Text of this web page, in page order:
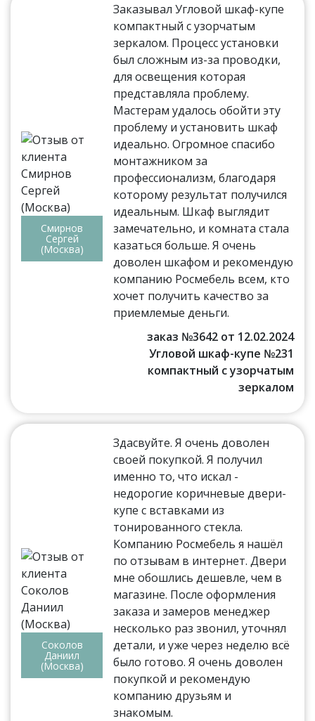
Смирнов
Сергей
(Москва)
Заказывал Угловой шкаф-купе
компактный с узорчатым
зеркалом. Процесс установки
был сложным из-за проводки,
для освещения которая
представляла проблему.
Мастерам удалось обойти эту
проблему и установить шкаф
идеально. Огромное спасибо
монтажником за
профессионализм, благодаря
которому результат получился
идеальным. Шкаф выглядит
замечательно, и комната стала
казаться больше. Я очень
доволен шкафом и рекомендую
компанию Росмебель всем, кто
хочет получить качество за
приемлемые деньги.
заказ №3642 от 12.02.2024
Угловой шкаф-купе №231
компактный с узорчатым
зеркалом
Соколов
Даниил
(Москва)
Здасвуйте. Я очень доволен
своей покупкой. Я получил
именно то, что искал -
недорогие коричневые двери-
купе с вставками из
тонированного стекла.
Компанию Росмебель я нашёл
по отзывам в интернет. Двери
мне обошлись дешевле, чем в
магазине. После оформления
заказа и замеров менеджер
несколько раз звонил, уточнял
детали, и уже через неделю всё
было готово. Я очень доволен
покупкой и рекомендую
компанию друзьям и
знакомым.